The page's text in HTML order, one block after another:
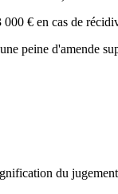
000 € en cas de
peine d'amende
du